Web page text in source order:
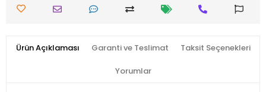
Ürün Açıklaması Garanti ve Teslimat Taksit Seçenekleri
Yorumlar